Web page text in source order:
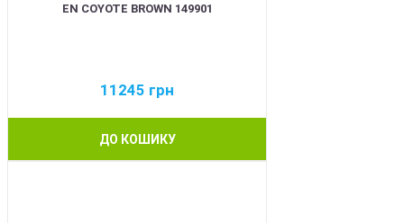
EN COYOTE BROWN 149901
11245 грн
ДО КОШИКУ